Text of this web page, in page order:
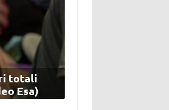
totali
Esa)